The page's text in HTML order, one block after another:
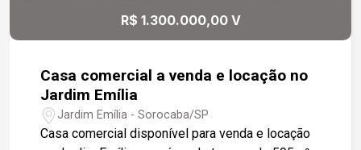
R$ 1.300.000,00 V
Casa comercial a venda e locação no
Jardim Emília
Jardim Emília - Sorocaba/SP
Casa comercial disponível para venda e locação